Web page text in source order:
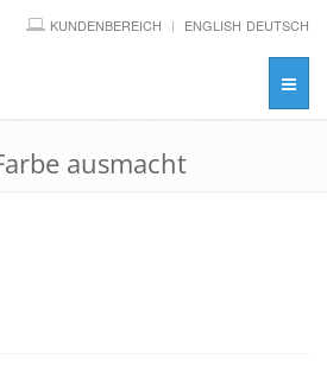
KUNDENBEREICH ENGLISH DEUTSCH
ausmacht